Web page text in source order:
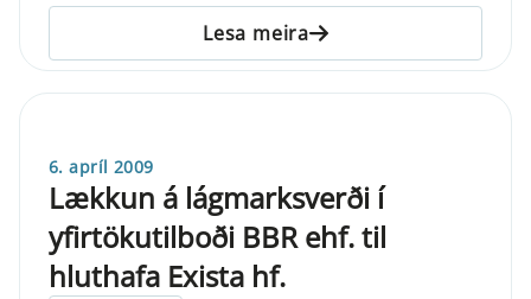
Lesa meira
6. apríl 2009
Lækkun á lágmarksverði í
yfirtökutilboði BBR ehf. til
hluthafa Exista hf.